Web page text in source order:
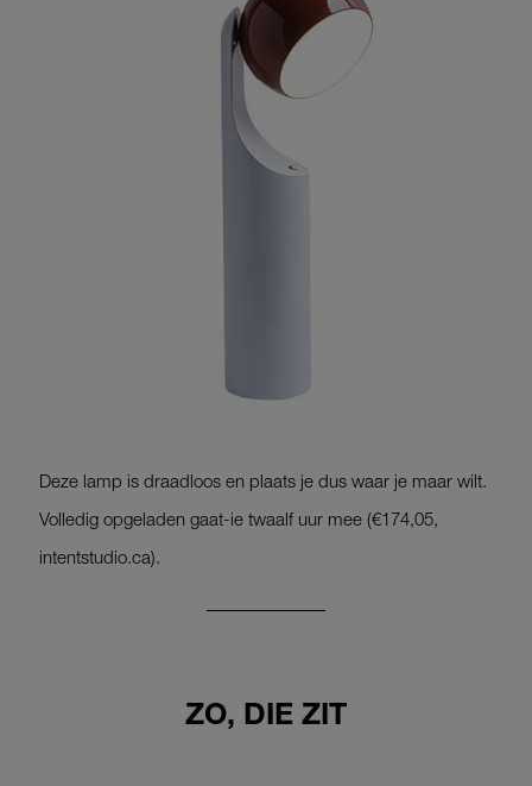
Deze lamp is draadloos en plaats je dus waar je maar wilt.
Volledig opgeladen gaat-ie twaalf uur mee (€174,05,
intentstudio.ca).
ZO, DIE ZIT